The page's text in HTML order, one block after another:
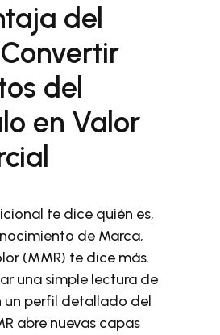
del
del
en Valor
te dice quién es,
de Marca,
(MMR) te dice más.
una simple lectura de
un perfil detallado del
abre nuevas capas